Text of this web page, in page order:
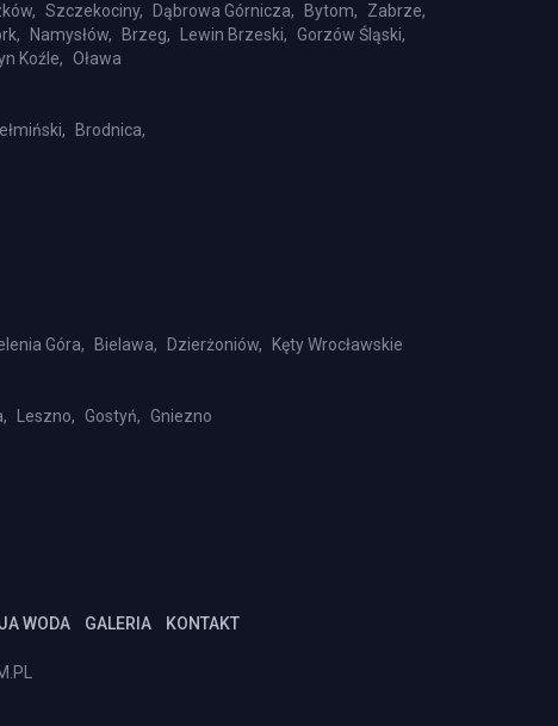
Szczekociny, Dąbrowa Górnicza, Bytom,
Zabrze,
Namysłów, Brzeg, Lewin Brzeski, Gorzów Śląski,
Koźle, Oława
Brodnica,
Góra, Bielawa, Dzierżoniów,
Kęty Wrocławskie
Leszno, Gostyń, Gniezno
WODA GALERIA KONTAKT